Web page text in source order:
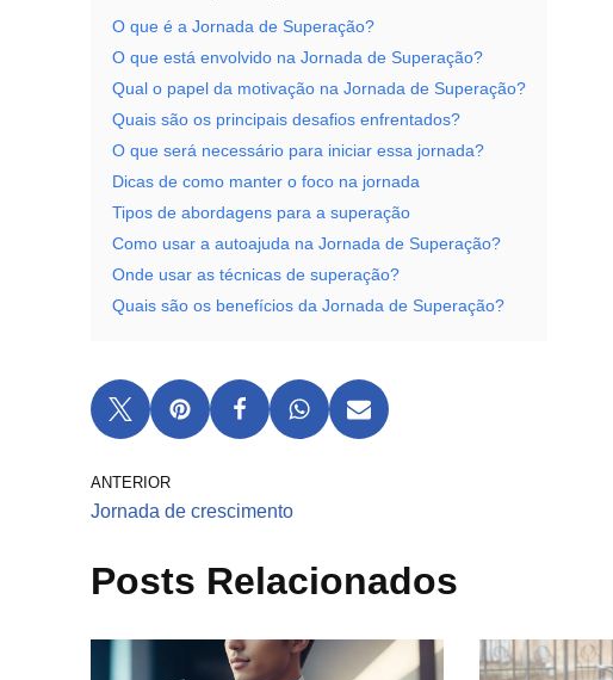
O que é a Jornada de Superação?
O que está envolvido na Jornada de Superação?
Qual o papel da motivação na Jornada de Superação?
Quais são os principais desafios enfrentados?
O que será necessário para iniciar essa jornada?
Dicas de como manter o foco na jornada
Tipos de abordagens para a superação
Como usar a autoajuda na Jornada de Superação?
Onde usar as técnicas de superação?
Quais são os benefícios da Jornada de Superação?
ANTERIOR
Jornada de crescimento
Posts Relacionados